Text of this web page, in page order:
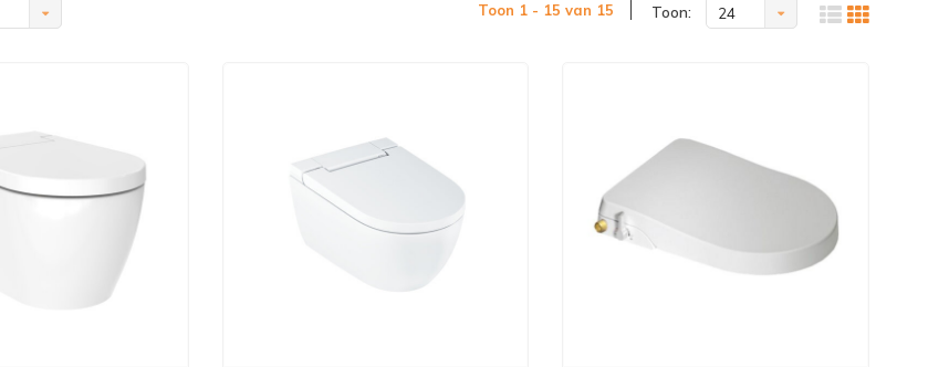
Toon 1 - 15 van 15 Toon: 24